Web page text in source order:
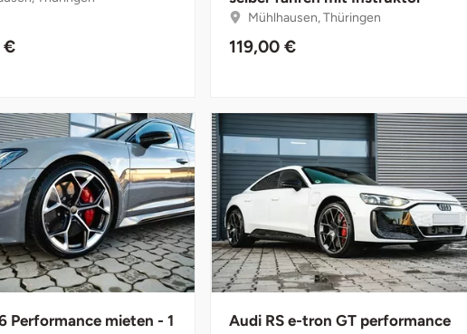
€
Mühlhausen, Thüringen
119,00 €
Performance mieten - 1
Audi RS e-tron GT performance